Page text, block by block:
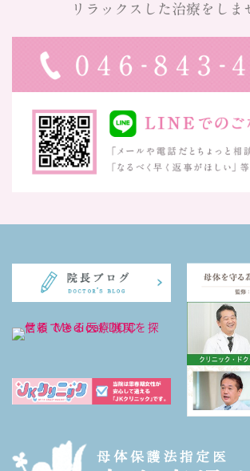
リラックスした治療をしま